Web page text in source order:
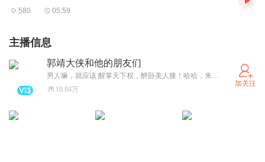
580 05:59
主播信息
郭靖大侠和他的朋友们
男人嘛，就应该 醒掌天下权，醉卧美人膝！哈哈，来吧，与郭大侠一起，仗剑走天涯！畅游有声世界！ 原创《省委班子解读》火热更新中
10.84万
加关注